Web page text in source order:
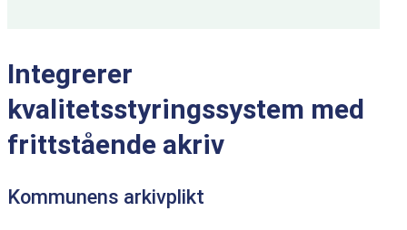
Integrerer
kvalitetsstyringssystem med
frittstående akriv
Kommunens arkivplikt